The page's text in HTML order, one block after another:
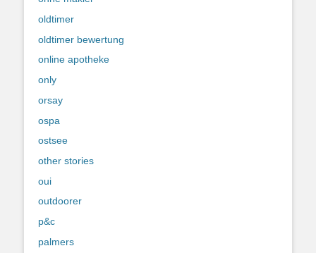
oldtimer
oldtimer bewertung
online apotheke
only
orsay
ospa
ostsee
other stories
oui
outdoorer
p&c
palmers